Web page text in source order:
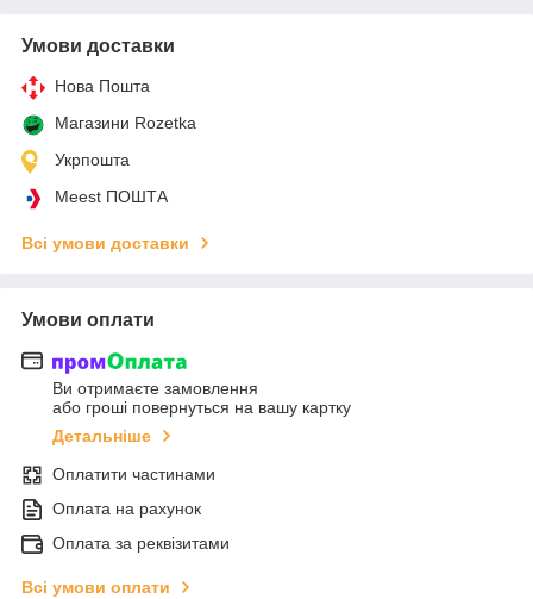
Умови доставки
Нова Пошта
Магазини Rozetka
Укрпошта
Meest ПОШТА
Всі умови доставки
Умови оплати
Ви отримаєте замовлення
або гроші повернуться на вашу картку
Детальніше
Оплатити частинами
Оплата на рахунок
Оплата за реквізитами
Всі умови оплати